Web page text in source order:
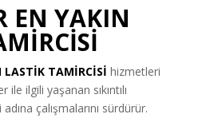
EN YAKIN
LASTİK TAMİRCİSİ hizmetleri
ilgili yaşanan sıkıntılı
çalışmalarını sürdürür.